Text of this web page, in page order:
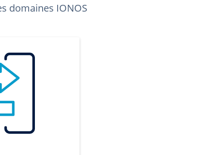
domaines IONOS